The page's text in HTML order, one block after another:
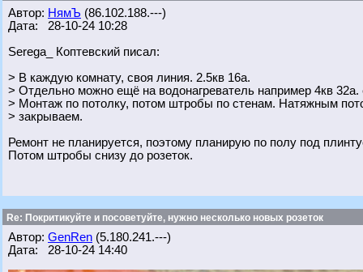
Автор: НямЪ (86.102.188.---)
Дата: 28-10-24 10:28
Serega_ Коптевский писал:
> В каждую комнату, своя линия. 2.5кв 16а.
> Отдельно можно ещё на водонагреватель например 4кв 32а.
> Монтаж по потолку, потом штробы по стенам. Натяжным
> закрываем.
Ремонт не планируется, поэтому планирую по полу под
Потом штробы снизу до розеток.
Re: Покритикуйте и посоветуйте, нужно несколько новых розеток
Автор: GenRen (5.180.241.---)
Дата: 28-10-24 14:40